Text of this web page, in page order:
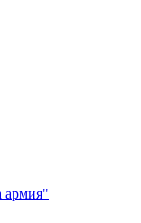
армия"